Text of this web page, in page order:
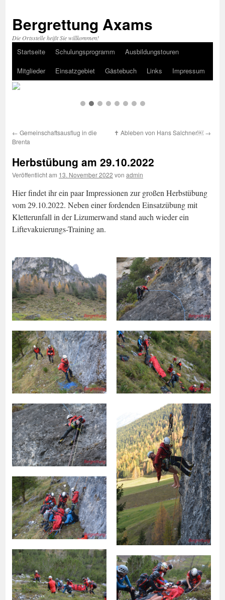
Bergrettung Axams
Die Ortsstelle heißt Sie willkommen!
Zum
Inhalt
springen
Startseite Schulungsprogramm
Ausbildungstouren
Mitglieder
Einsatzgebiet Gästebuch Links Impressum
← Gemeinschaftsausflug in die
Brenta
✝ Ableben von Hans Salchner￼ →
Herbstübung am 29.10.2022
Veröffentlicht am 13. November 2022 von admin
Hier findet ihr ein paar Impressionen zur großen Herbstübung
vom 29.10.2022. Neben einer fordenden Einsatzübung mit
Kletterunfall in der Lizumerwand stand auch wieder ein
Liftevakuierungs-Training an.